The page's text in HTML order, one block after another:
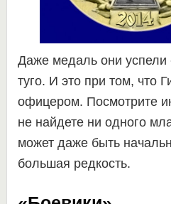
Даже медаль они успели
туго. И это при том, что
офицером. Посмотрите
не найдете ни одного
может даже быть
большая редкость.